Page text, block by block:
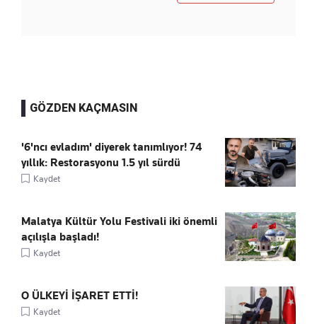
GÖZDEN KAÇMASIN
'6'ncı evladım' diyerek tanımlıyor! 74
yıllık: Restorasyonu 1.5 yıl sürdü
Kaydet
Malatya Kültür Yolu Festivali iki önemli
açılışla başladı!
Kaydet
O ÜLKEYİ İŞARET ETTİ!
Kaydet